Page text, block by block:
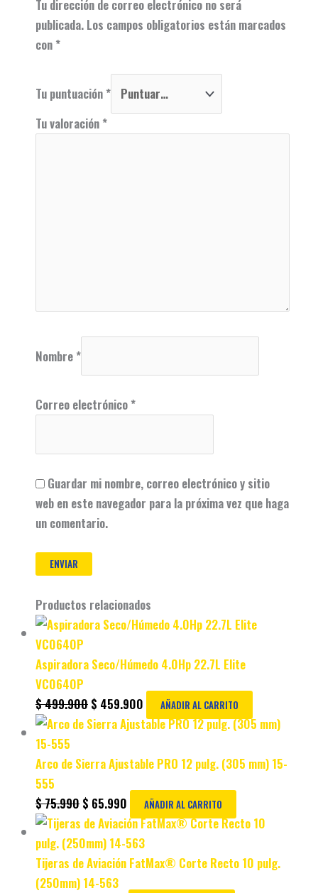
Tu dirección de correo electrónico no será
publicada. Los campos obligatorios están marcados
con *
Tu puntuación *
Tu valoración *
Nombre *
Correo electrónico *
Guardar mi nombre, correo electrónico y sitio
web en este navegador para la próxima vez que haga
un comentario.
Productos relacionados
Aspiradora Seco/Húmedo 4.0Hp 22.7L Elite
VC0640P
$499.900 $ 459.900 AÑADIR AL CARRITO
Arco de Sierra Ajustable PRO 12 pulg. (305 mm) 15-
555
$75.990 $ 65.990 AÑADIR AL CARRITO
Tijeras de Aviación FatMax® Corte Recto 10 pulg.
(250mm) 14-563